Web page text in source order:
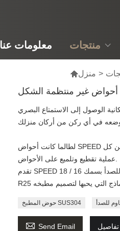
معلومات عنا منتجات
منزل >
غير منتظمة الشكل
الوصول إلى الاستمتاع البصري
لطالما كانت أحواض SPEED تسعى جاهدة لتحقيق الكمال ، يمكنك العثور على الجودة العالية للغاية من كل
تقدم SPEED عادة مادة الفولاذ المقاوم للصدأ بسمك 16 / 18GA ، زاوية الحوض هي R0 ، R10 ، R15 ،
حوض المطبخ SUS304 للصدأ
 Send Email تفاصيل